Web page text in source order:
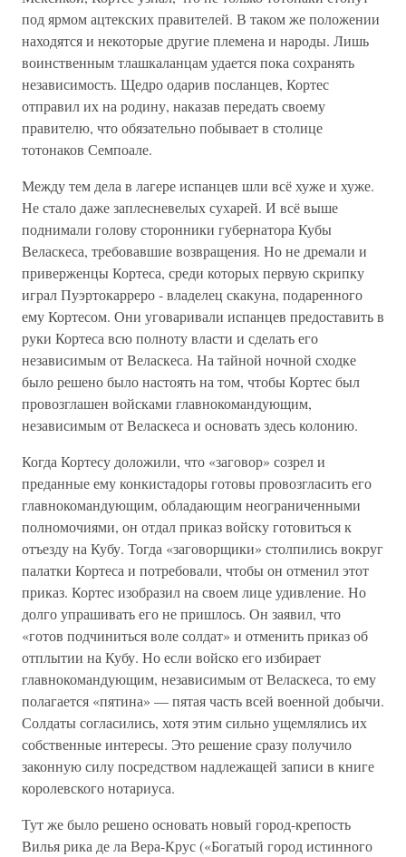
под ярмом ацтекских правителей. В таком же положении
находятся и некоторые другие племена и народы. Лишь
воинственным тлашкаланцам удается пока сохранять
независимость. Щедро одарив посланцев, Кортес
отправил их на родину, наказав передать своему
правителю, что обязательно побывает в столице
тотонаков Семпоале.
Между тем дела в лагере испанцев шли всё хуже и хуже.
Не стало даже заплесневелых сухарей. И всё выше
поднимали голову сторонники губернатора Кубы
Веласкеса, требовавшие возвращения. Но не дремали и
приверженцы Кортеса, среди которых первую скрипку
играл Пуэртокарреро - владелец скакуна, подаренного
ему Кортесом. Они уговаривали испанцев предоставить в
руки Кортеса всю полноту власти и сделать его
независимым от Веласкеса. На тайной ночной сходке
было решено было настоять на том, чтобы Кортес был
провозглашен войсками главнокомандующим,
независимым от Веласкеса и основать здесь колонию.
Когда Кортесу доложили, что «заговор» созрел и
преданные ему конкистадоры готовы провозгласить его
главнокомандующим, обладающим неограниченными
полномочиями, он отдал приказ войску готовиться к
отъезду на Кубу. Тогда «заговорщики» столпились вокруг
палатки Кортеса и потребовали, чтобы он отменил этот
приказ. Кортес изобразил на своем лице удивление. Но
долго упрашивать его не пришлось. Он заявил, что
«готов подчиниться воле солдат» и отменить приказ об
отплытии на Кубу. Но если войско его избирает
главнокомандующим, независимым от Веласкеса, то ему
полагается «пятина» — пятая часть всей военной добычи.
Солдаты согласились, хотя этим сильно ущемлялись их
собственные интересы. Это решение сразу получило
законную силу посредством надлежащей записи в книге
королевского нотариуса.
Тут же было решено основать новый город-крепость
Вилья рика де ла Вера-Крус («Богатый город истинного